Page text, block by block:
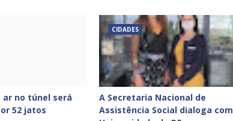
ar no túnel será
52 jatos
CIDADES
A Secretaria Nacional de
Assistência Social dialoga com